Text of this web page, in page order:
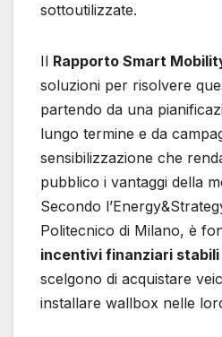
sottoutilizzate.
Il Rapporto Smart
soluzioni per risolvere
partendo da una
lungo termine e da
sensibilizzazione che
pubblico i vantaggi della
Secondo
Politecnico di Milano, è
incentivi finanziari stabili
scelgono di acquistare
installare wallbox nelle